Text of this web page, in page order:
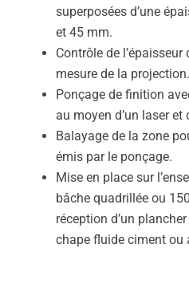
superposées d’une
et 45 mm.
Contrôle de
mesure de la projection.
Ponçage de finition
au moyen d’un laser et
Balayage de la zone
émis par le ponçage.
Mise en place sur
bâche quadrillée ou
réception d’un
chape fluide ciment ou